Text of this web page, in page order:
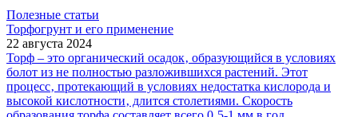
Полезные статьи
Торфогрунт и его применение
22 августа 2024
Торф – это органический осадок‚ образующийся в условиях
болот из не полностью разложившихся растений. Этот
процесс‚ протекающий в условиях недостатка кислорода и
высокой кислотности‚ длится столетиями. Скорость